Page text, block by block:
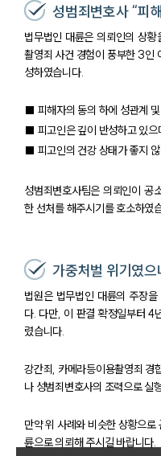
성범죄변호사 “피
법무법인 대륜은 의뢰인의 상
촬영죄 사건 경험이 풍부한 3인
성하였습니다.
■ 피해자의 동의 하에 성관계
■ 피고인은 깊이 반성하고 있
■ 피고인의 건강 상태가 좋지
성범죄변호사팀은 의뢰인이 공
한 선처를 해주시기를 호소하였
가중처벌 위기였으
법원은 법무법인 대륜의 주장
다. 다만, 이 판결 확정일부터 4
렸습니다.
강간죄, 카메라등이용촬영죄 경
나 성범죄변호사의 조력으로 실
만약 위 사례와 비슷한 상황으
륜으로 의뢰해 주시길 바랍니다.